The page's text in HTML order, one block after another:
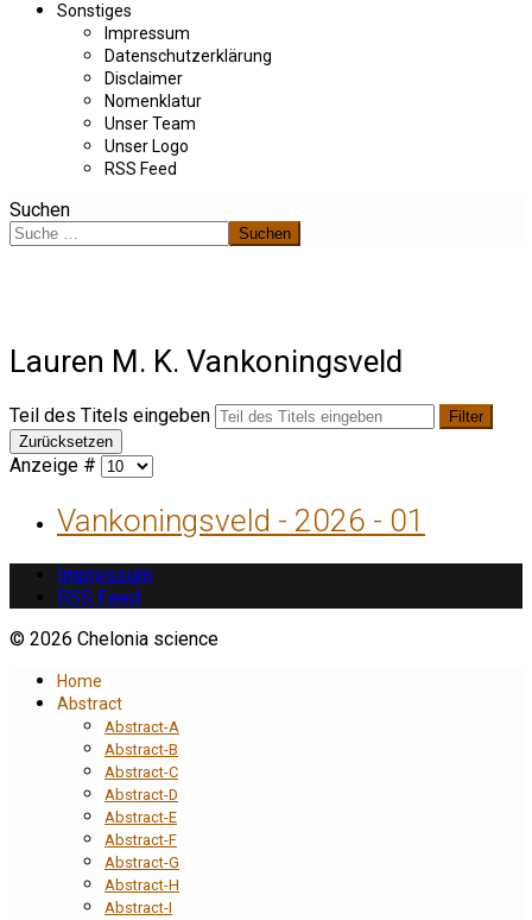
Sonstiges
Impressum
Datenschutzerklärung
Disclaimer
Nomenklatur
Unser Team
Unser Logo
RSS Feed
Suchen
Suchen
Lauren M. K. Vankoningsveld
Teil des Titels eingeben
Filter
Zurücksetzen
Anzeige #
Vankoningsveld - 2026 - 01
Impressum
RSS Feed
© 2026 Chelonia science
Home
Abstract
Abstract-A
Abstract-B
Abstract-C
Abstract-D
Abstract-E
Abstract-F
Abstract-G
Abstract-H
Abstract-I